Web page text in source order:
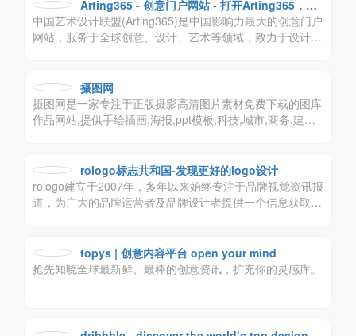
Arting365 - 创意门户网站 - 打开Arting365，连
接好设计！
中国艺术设计联盟(Arting365)是中国影响力最大的创意门户
网站，服务于全球创意、设计、艺术等领域，致力于设计文
意、设计、艺术爱好者及企业提供高质量、多元化的信息交
流咨询及专业的数字艺术设计行业应用解决方案。
摄图网
摄图网是一家专注于正版摄影高清图片素材免费下载的图库
作品网站,提供手绘插画,海报,ppt模板,科技,城市,商务,建筑,
设计师在这里找到满意的图片素材和设计灵感!
rologo标志共和国-发现更好的logo设计
rologo建立于2007年，多年以来始终专注于品牌视觉资讯报
道，为广大的品牌运营者及品牌设计者提供一个信息获取和
强资讯平台。logo品牌设计创意群体中具有较高的影响力与
号召力。
topys | 创意内容平台 open your mind
抢先知晓全球最新鲜、最棒的创意资讯，扩充你的灵感库。